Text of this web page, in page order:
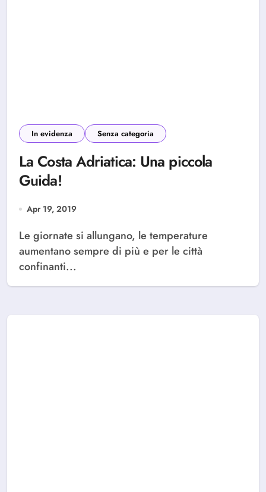
In evidenza Senza categoria
La Costa Adriatica: Una piccola
Guida!
Apr 19, 2019
Le giornate si allungano, le temperature
aumentano sempre di più e per le città
confinanti...